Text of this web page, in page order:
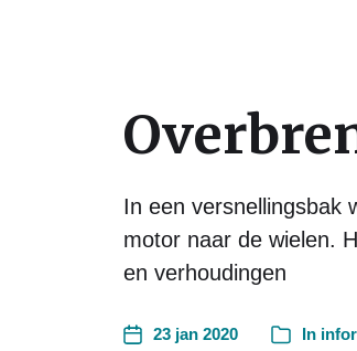
In een versnellingsbak
motor naar de wielen.
en verhoudingen
23 jan 2020 In